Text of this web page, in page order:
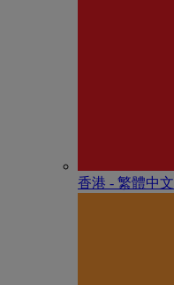
香港 - 繁體中文